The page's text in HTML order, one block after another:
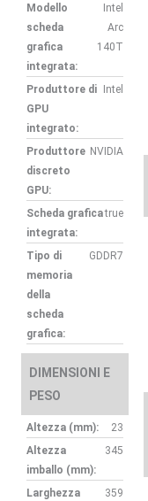
Modello
scheda
grafica
integrata:
Intel
Arc
140T
Produttore di
GPU
integrato:
Intel
Produttore
discreto
GPU:
NVIDIA
Scheda grafica
integrata:
true
Tipo di
memoria
della
scheda
grafica:
GDDR7
DIMENSIONI E
PESO
Altezza (mm):
23
Altezza
imballo (mm):
345
Larghezza
359